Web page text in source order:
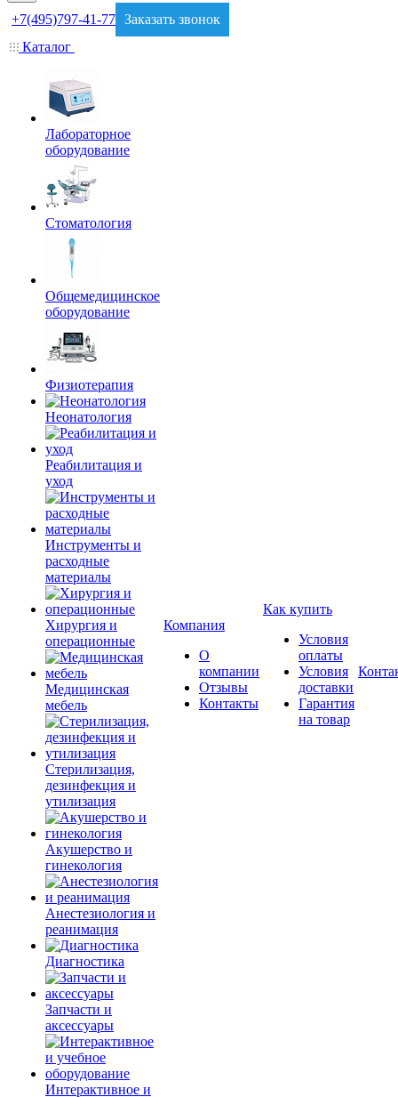
+7(495)797-41-77 Заказать звонок
Каталог
Лабораторное
оборудование
Стоматология
Общемедицинское
оборудование
Физиотерапия
Неонатология
Реабилитация и
уход
Инструменты и
расходные
материалы
Хирургия и
операционные
Медицинская
мебель
Стерилизация,
дезинфекция и
утилизация
Акушерство и
гинекология
Анестезиология и
реанимация
Диагностика
Запчасти и
аксессуары
Интерактивное и
Компания
О
компании
Отзывы
Контакты
Как купить
Условия
оплаты
Условия
доставки
Гарантия
на товар